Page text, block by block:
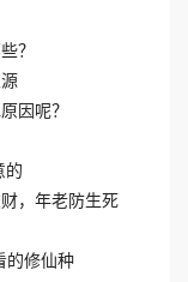
？
因呢？
的
，年老防生死
的修仙种